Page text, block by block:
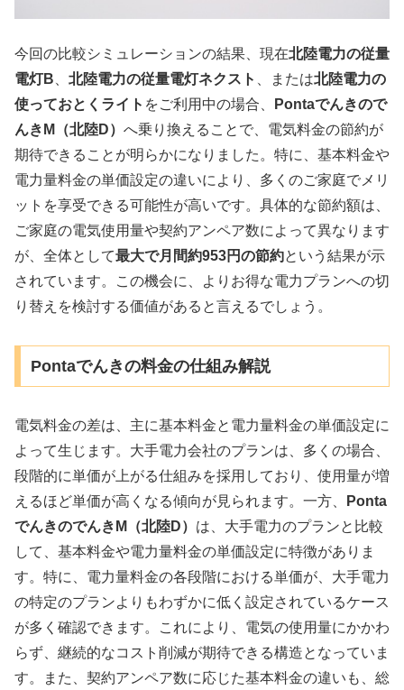
今回の比較シミュレーションの結果、現在北陸電力の従量
電灯B
北陸電力の従量電灯ネクスト 、または北陸電力の
使っておとくライト をご利用中の場合、
Pontaでんきので
んきM（北陸D） へ乗り換えることで、電気料金の節約が
期待できることが明らかになりました。特に、基本料金や
電力量料金の単価設定の違いにより、多くのご家庭でメリ
ットを享受できる可能性が高いです。具体的な節約額は、
ご家庭の電気使用量や契約アンペア数によって異なります
が、全体として最大で月間約953円の節約という結果が示
されています。この機会に、よりお得な電力プランへの切
り替えを検討する価値があると言えるでしょう。
Pontaでんきの料金の仕組み解説
電気料金の差は、主に基本料金と電力量料金の単価設定に
よって生じます。大手電力会社のプランは、多くの場合、
段階的に単価が上がる仕組みを採用しており、使用量が増
えるほど単価が高くなる傾向が見られます。一方、
Ponta
でんきのでんきM（北陸D） は、大手電力のプランと比較
して、基本料金や電力量料金の単価設定に特徴がありま
す。特に、電力量料金の各段階における単価が、大手電力
の特定のプランよりもわずかに低く設定されているケース
が多く確認できます。これにより、電気の使用量にかかわ
らず、継続的なコスト削減が期待できる構造となっていま
す。また、契約アンペア数に応じた基本料金の違いも、総